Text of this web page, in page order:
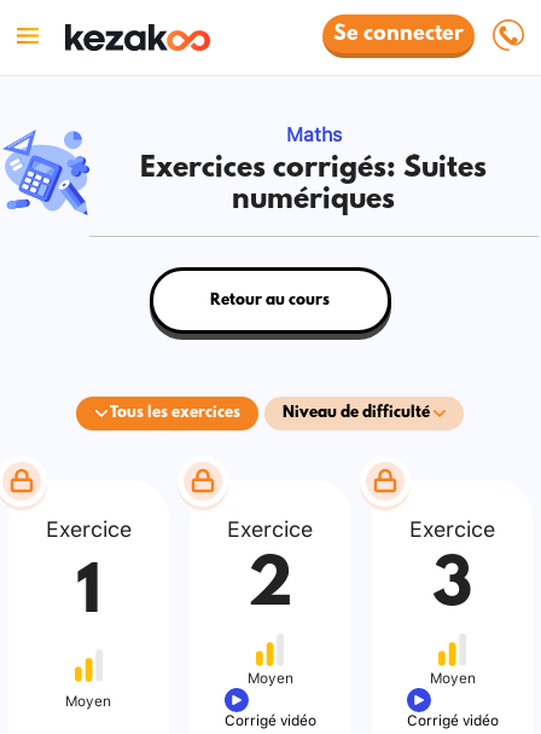
Se connecter
Maths
Exercices corrigés: Suites
numériques
Tous les exercices Niveau de difficulté
Retour au cours
Exercice
1
Moyen
Exercice
2
Moyen
Corrigé vidéo
Exercice
3
Moyen
Corrigé vidéo